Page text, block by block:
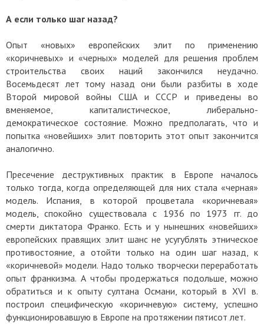
А если только шаг назад?
Опыт «новых» европейских элит по применению
«коричневых» и «черных» моделей для решения проблем
строительства своих наций закончился неудачно.
Восемьдесят лет тому назад они были разбиты в ходе
Второй мировой войны США и СССР и приведены во
вменяемое, капиталистическое, либерально-
демократическое состояние. Можно предполагать, что и
попытка «новейших» элит повторить этот опыт закончится
аналогично.
Пресечение деструктивных практик в Европе началось
только тогда, когда определяющей для них стала «черная»
модель. Испания, в которой процветала «коричневая»
модель, спокойно существовала с 1936 по 1973 гг. до
смерти диктатора Франко. Есть и у нынешних «новейших»
европейских правящих элит шанс не усугублять этническое
противостояние, а отойти только на один шаг назад, к
«коричневой» модели. Надо только творчески переработать
опыт франкизма. А чтобы продержаться подольше, можно
обратиться и к опыту султана Османи, который в XVI в.
построил специфическую «коричневую» систему, успешно
функционировавшую в Европе на протяжении пятисот лет.